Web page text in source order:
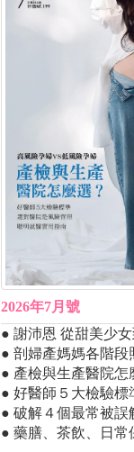
2026年7月號
● 謝沛恩 從甜美少
● 剖婦產媽媽各階段
● 產檢與生產醫院怎
● 好醫師５大檢驗標
● 破解４個最常被誤
● 藥膳、茶飲、日常